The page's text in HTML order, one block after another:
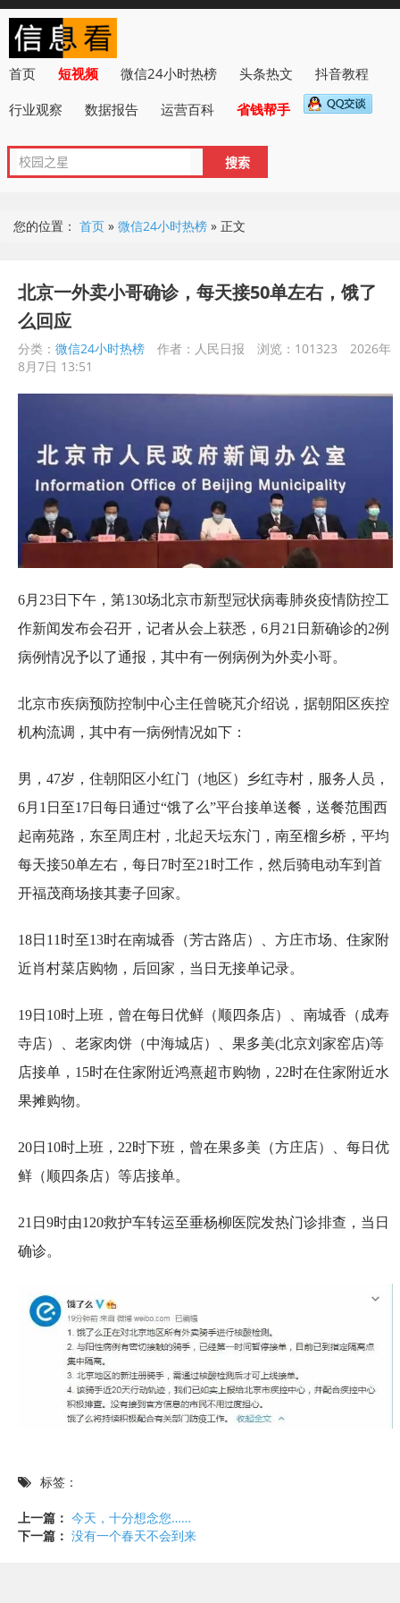
首页 短视频 微信24小时热榜 头条热文
抖音教程
行业观察
数据报告 运营百科 省钱帮手
您的位置： 首页 » 微信24小时热榜 » 正文
北京一外卖小哥确诊，每天接50单左右，饿了
么回应
分类： 微信24小时热榜 作者：人民日报 浏览：101323
2026年
8月7日 13:51
6月23日下午，第130场北京市新型冠状病毒肺炎疫情防控工
作新闻发布会召开，记者从会上获悉，6月21日新确诊的2例
病例情况予以了通报，其中有一例病例为外卖小哥。
北京市疾病预防控制中心主任曾晓芃介绍说，据朝阳区疾控
机构流调，其中有一病例情况如下：
男，47岁，住朝阳区小红门（地区）乡红寺村，服务人员，
6月1日至17日每日通过“饿了么”平台接单送餐，送餐范围西
起南苑路，东至周庄村，北起天坛东门，南至榴乡桥，平均
每天接50单左右，每日7时至21时工作，然后骑电动车到首
开福茂商场接其妻子回家。
18日11时至13时在南城香（芳古路店）、方庄市场、住家附
近肖村菜店购物，后回家，当日无接单记录。
19日10时上班，曾在每日优鲜（顺四条店）、南城香（成寿
寺店）、老家肉饼（中海城店）、果多美(北京刘家窑店)等
店接单，15时在住家附近鸿熹超市购物，22时在住家附近水
果摊购物。
20日10时上班，22时下班，曾在果多美（方庄店）、每日优
鲜（顺四条店）等店接单。
21日9时由120救护车转运至垂杨柳医院发热门诊排查，当日
确诊。
标签：
上一篇： 今天，十分想念您……
下一篇： 没有一个春天不会到来